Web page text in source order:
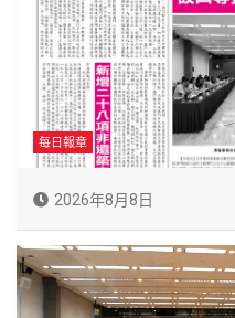
每日報章
2026年8月8日